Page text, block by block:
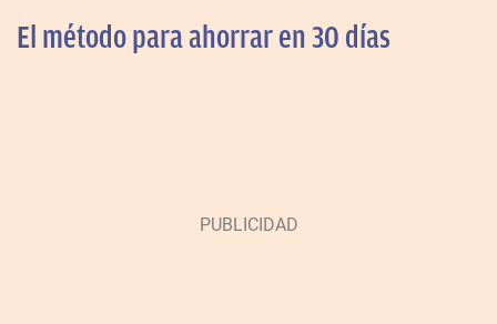
El método para ahorrar en 30 días